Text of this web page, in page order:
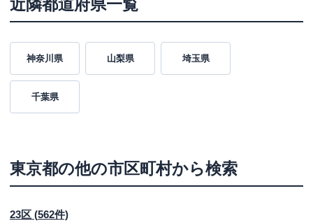
営業時間
平日：
土曜：-
ATM営業時間
平日：
7：00～24：00
土曜：7：00～24：00
ATM
住所 東京都板橋区大山町２４－３
名称
近隣都道府県一覧
神奈川県 山梨県 埼玉県
千葉県
東京都の他の市区町村から検索
23区 (562件)